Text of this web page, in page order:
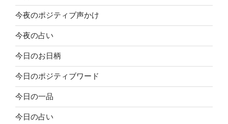
今夜のポジティブ声かけ
今夜の占い
今日のお日柄
今日のポジティブワード
今日の一品
今日の占い